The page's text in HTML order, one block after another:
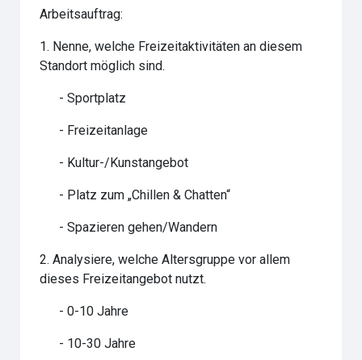
Arbeitsauftrag:
1. Nenne, welche Freizeitaktivitäten an diesem
Standort möglich sind.
- Sportplatz
- Freizeitanlage
- Kultur-/Kunstangebot
 - Platz zum „Chillen & Chatten“
- Spazieren gehen/Wandern
2. Analysiere, welche Altersgruppe vor allem
dieses Freizeitangebot nutzt.
- 0-10 Jahre
- 10-30 Jahre